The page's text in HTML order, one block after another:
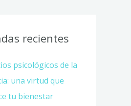
recientes
psicológicos de la
una virtud que
tu bienestar